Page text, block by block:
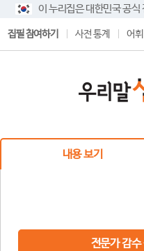
이 누리집은 대한민국 공
집필 참여하기 사전 통계 어
내용 보기
전문가 감수